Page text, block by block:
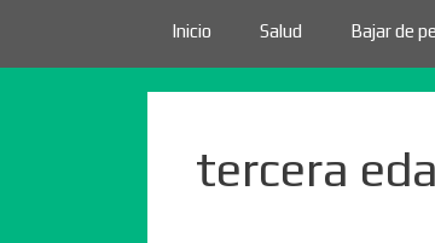
Inicio Salud Bajar de
tercera